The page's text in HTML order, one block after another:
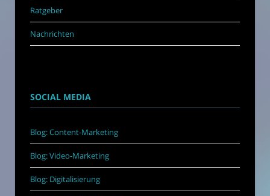
Ratgeber
Nachrichten
SOCIAL MEDIA
Blog: Content-Marketing
Blog: Video-Marketing
Blog: Digitalisierung